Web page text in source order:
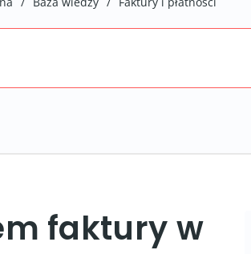
faktury w